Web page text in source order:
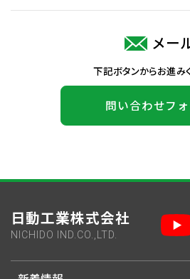
メー
下記ボタンからお進み
問い合わせフ
日動工業株式会社
NICHIDO IND.CO.,LTD.